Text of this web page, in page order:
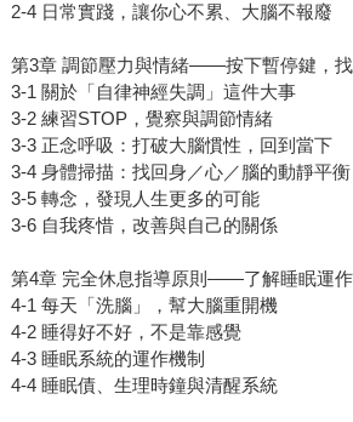
2-4 日常實踐，讓你心不累、大腦不報廢
第3章 調節壓力與情緒——按下暫停鍵，
3-1 關於「自律神經失調」這件大事
3-2 練習STOP，覺察與調節情緒
3-3 正念呼吸：打破大腦慣性，回到當下
3-4 身體掃描：找回身／心／腦的動靜平衡
3-5 轉念，發現人生更多的可能
3-6 自我疼惜，改善與自己的關係
第4章 完全休息指導原則——了解睡眠運作
4-1 每天「洗腦」，幫大腦重開機
4-2 睡得好不好，不是靠感覺
4-3 睡眠系統的運作機制
4-4 睡眠債、生理時鐘與清醒系統